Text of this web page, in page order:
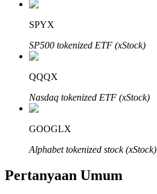
Afiliasi Bitrue
Hingga 65% Komisi!
SPYX
SP500 tokenized ETF (xStock)
QQQX
Nasdaq tokenized ETF (xStock)
GOOGLX
Alphabet tokenized stock (xStock)
Pertanyaan Umum